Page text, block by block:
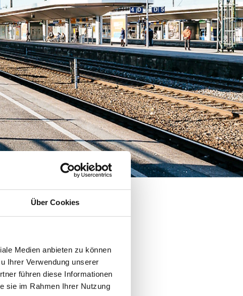
Über Cookies
Medien anbieten zu können
Ihrer Verwendung unserer
führen diese Informationen
sie im Rahmen Ihrer Nutzung